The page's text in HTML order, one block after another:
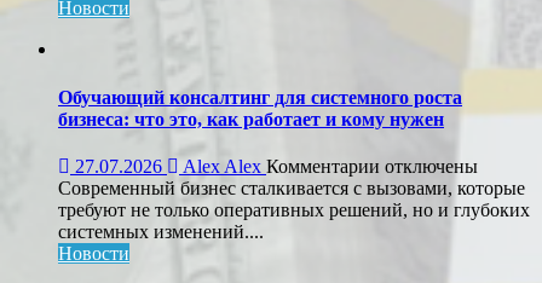
особенности
платформы
Новости
Обучающий консалтинг для системного роста
бизнеса: что это, как работает и кому нужен
27.07.2026 Alex Alex Комментарии к
записи
Обучающий
отключены
Современный бизнес сталкивается с вызовами, которые
требуют не только оперативных решений, но и глубоких
системных изменений....
Новости